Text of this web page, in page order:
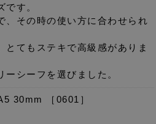
す。
、その時の使い方に合わせられ
とてもステキで高級感がありま
シーフを選びました。
30mm ［0601］